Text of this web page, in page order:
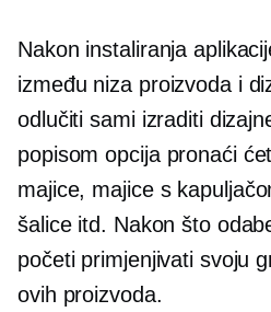
Nakon instaliranja
između niza proizvoda i
odlučiti sami izraditi
popisom opcija pronaći
majice, majice s
šalice itd. Nakon što
početi primjenjivati ​​svoju
ovih proizvoda.